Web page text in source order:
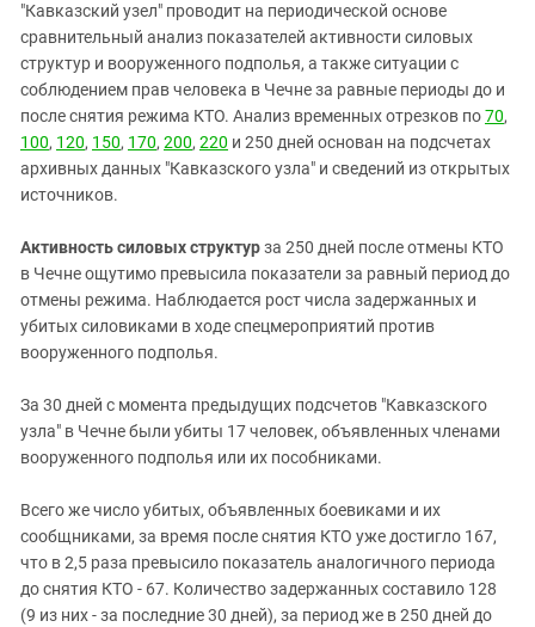
"Кавказский узел" проводит на периодической основе
сравнительный анализ показателей активности силовых
структур и вооруженного подполья, а также ситуации с
соблюдением прав человека в Чечне за равные периоды до и
после снятия режима КТО. Анализ временных отрезков по70,
100, 120, 150, 170, 200, 220 и 250 дней основан на подсчетах
архивных данных "Кавказского узла" и сведений из открытых
источников.
Активность силовых структурза 250 дней после отмены КТО
в Чечне ощутимо превысила показатели за равный период до
отмены режима. Наблюдается рост числа задержанных и
убитых силовиками в ходе спецмероприятий против
вооруженного подполья.
За 30 дней с момента предыдущих подсчетов "Кавказского
узла" в Чечне были убиты 17 человек, объявленных членами
вооруженного подполья или их пособниками.
Всего же число убитых, объявленных боевиками и их
сообщниками, за время после снятия КТО уже достигло 167,
что в 2,5 раза превысило показатель аналогичного периода
до снятия КТО - 67. Количество задержанных составило 128
(9 из них - за последние 30 дней), за период же в 250 дней до